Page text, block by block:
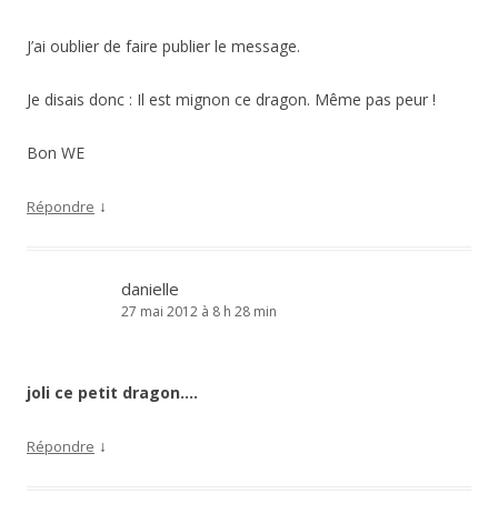
J’ai oublier de faire publier le message.
Je disais donc : Il est mignon ce dragon. Même pas peur !
Bon WE
Répondre ↓
danielle
27 mai 2012 à 8 h 28 min
joli ce petit dragon….
Répondre ↓